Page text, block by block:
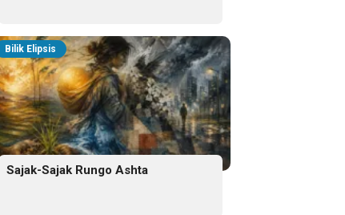
Bilik Elipsis
Sajak-Sajak Rungo Ashta